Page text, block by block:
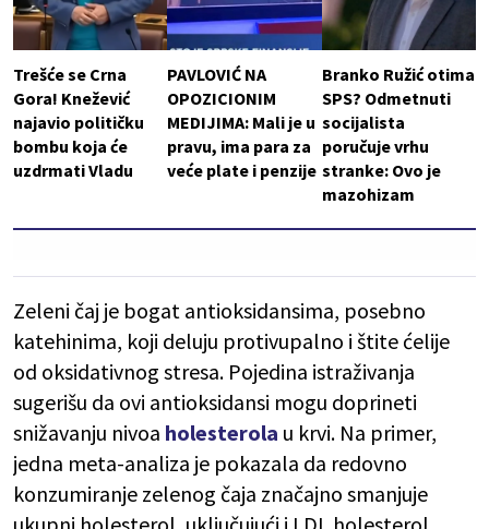
Trešće se Crna
Gora! Knežević
najavio političku
bombu koja će
uzdrmati Vladu
PAVLOVIĆ NA
OPOZICIONIM
MEDIJIMA: Mali je u
pravu, ima para za
veće plate i penzije
Branko Ružić otima
SPS? Odmetnuti
socijalista
poručuje vrhu
stranke: Ovo je
mazohizam
Zeleni čaj je bogat antioksidansima, posebno
katehinima, koji deluju protivupalno i štite ćelije
od oksidativnog stresa. Pojedina istraživanja
sugerišu da ovi antioksidansi mogu doprineti
snižavanju nivoa holesterola u krvi. Na primer,
jedna meta-analiza je pokazala da redovno
konzumiranje zelenog čaja značajno smanjuje